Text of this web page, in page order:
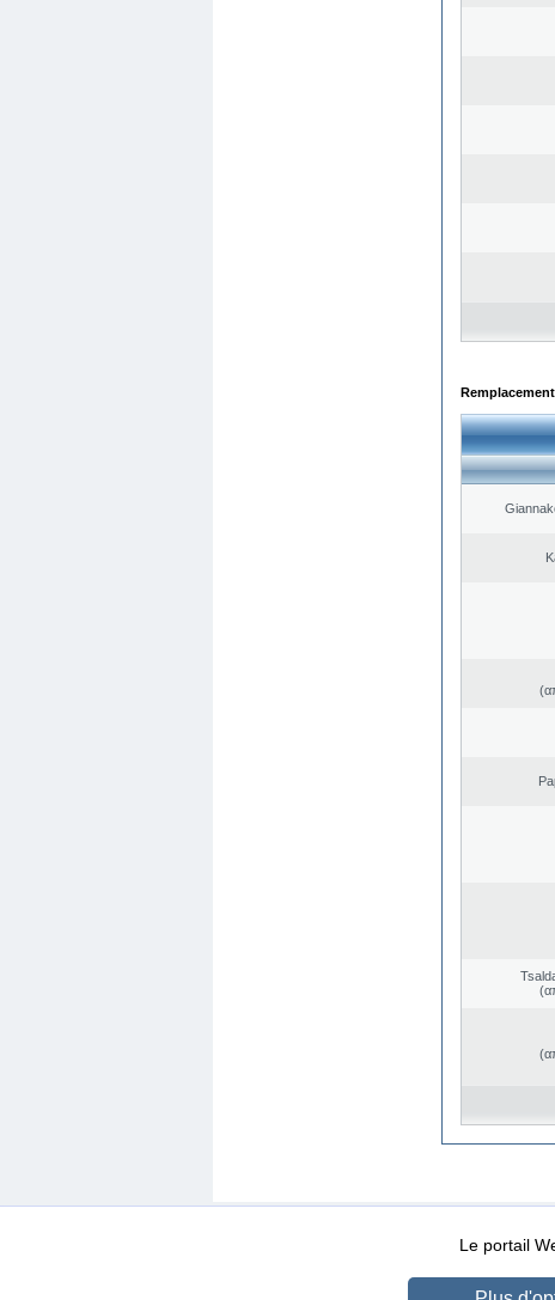
Conditions d’utilisation Data
Le portail